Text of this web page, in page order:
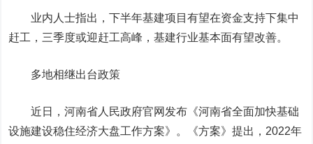
业内人士指出，下半年基建项目有望在资金支持下集中
赶工，三季度或迎赶工高峰，基建行业基本面有望改善。
多地相继出台政策
近日，河南省人民政府官网发布《河南省全面加快基础
设施建设稳住经济大盘工作方案》。《方案》提出，2022年